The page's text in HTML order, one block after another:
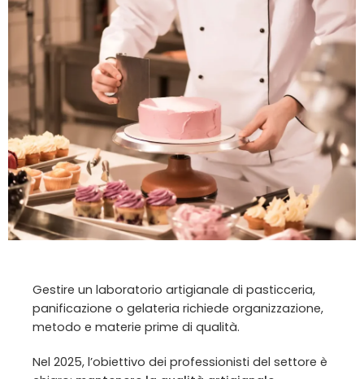
Gestire un laboratorio artigianale di pasticceria,
panificazione o gelateria richiede organizzazione,
metodo e materie prime di qualità.
Nel 2025, l’obiettivo dei professionisti del settore è